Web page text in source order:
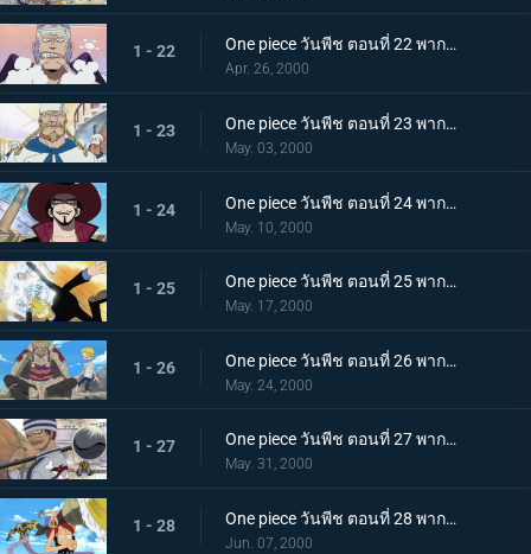
1 - 22 One piece วันพีช ตอนที่ 22 พากย์ไทย กลุ่มโจรสลัดที่แข็งแกร่งที่สุด กัปตันดอนครีก
Apr. 26, 2000
1 - 23 One piece วันพีช ตอนที่ 23 พากย์ไทย ปกป้องบาราติเอ้! โจรสลัดผู้ยิ่งใหญ่ เชฟขาแดง
May. 03, 2000
1 - 24 One piece วันพีช ตอนที่ 24 พากย์ไทย ตาเหยี่ยวมิฮอว์ก! นักดาบโซโลจมลงสู่ทะเล
May. 10, 2000
1 - 25 One piece วันพีช ตอนที่ 25 พากย์ไทย ลูกเตะมหากาฬ! ซันจิ ปะทะ กำแพงเหล็ก เพิร์ล!
May. 17, 2000
1 - 26 One piece วันพีช ตอนที่ 26 พากย์ไทย ความฝันของเซฟกับซันจิ ทะเลแห่งฝัน ออลบูล
May. 24, 2000
1 - 27 One piece วันพีช ตอนที่ 27 พากย์ไทย ปิศาจผู้เลือดเย็น กิง นายทัพใหญ่แห่งกองเรือโจรสลัด
May. 31, 2000
1 - 28 One piece วันพีช ตอนที่ 28 พากย์ไทย ฉันไม่ตายหรอก! ศึกอันดุเดือด ลูฟี่ ปะทะ ครีก
Jun. 07, 2000